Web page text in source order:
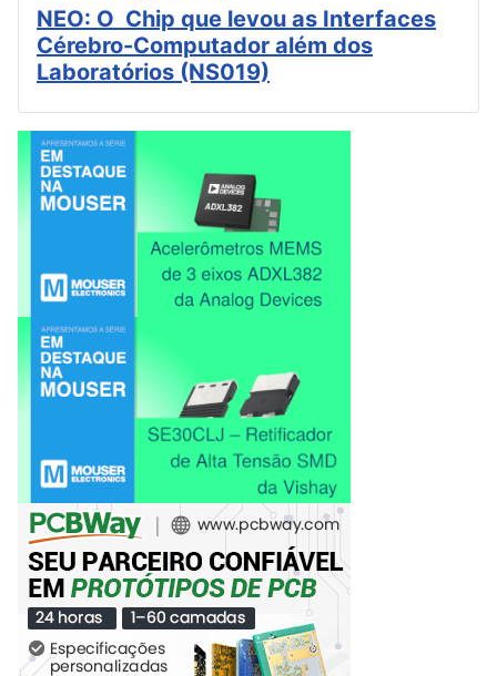
NEO: O Chip que levou as Interfaces
Cérebro-Computador além dos
Laboratórios (NS019)